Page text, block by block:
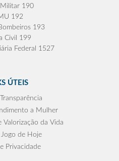
Militar 190
192
193
Civil 199
Federal 1527
ÚTEIS
a Mulher
Valorização da Vida
de Hoje
Privacidade